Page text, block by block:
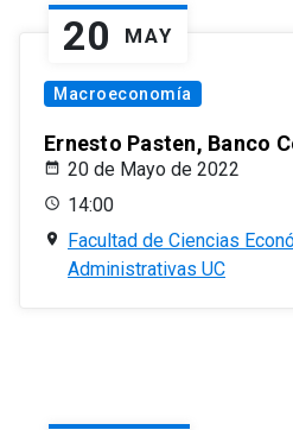
20 MAY
Macroeconomía
Ernesto Pasten, Banco
20 de Mayo de 2022
14:00
Facultad de Ciencias
Administrativas UC